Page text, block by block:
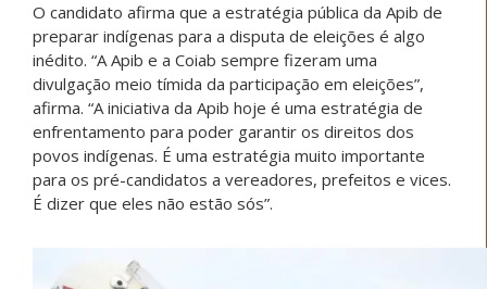
O candidato afirma que a estratégia pública da Apib de
preparar indígenas para a disputa de eleições é algo
inédito. “A Apib e a Coiab sempre fizeram uma
divulgação meio tímida da participação em eleições”,
afirma. “A iniciativa da Apib hoje é uma estratégia de
enfrentamento para poder garantir os direitos dos
povos indígenas. É uma estratégia muito importante
para os pré-candidatos a vereadores, prefeitos e vices.
É dizer que eles não estão sós”.